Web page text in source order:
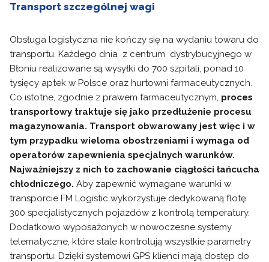
Transport szczególnej wagi
Obsługa logistyczna nie kończy się na wydaniu towaru do
transportu. Każdego dnia z centrum dystrybucyjnego w
Błoniu realizowane są wysyłki do 700 szpitali, ponad 10
tysięcy aptek w Polsce oraz hurtowni farmaceutycznych.
Co istotne, zgodnie z prawem farmaceutycznym, proces
transportowy traktuje się jako przedłużenie procesu
magazynowania. Transport obwarowany jest więc i w
tym przypadku wieloma obostrzeniami i wymaga od
operatorów zapewnienia specjalnych warunków.
Najważniejszy z nich to zachowanie ciągłości łańcucha
chłodniczego. Aby zapewnić wymagane warunki w
transporcie FM Logistic wykorzystuje dedykowaną flotę
300 specjalistycznych pojazdów z kontrolą temperatury.
Dodatkowo wyposażonych w nowoczesne systemy
telematyczne, które stale kontrolują wszystkie parametry
transportu. Dzięki systemowi GPS klienci mają dostęp do